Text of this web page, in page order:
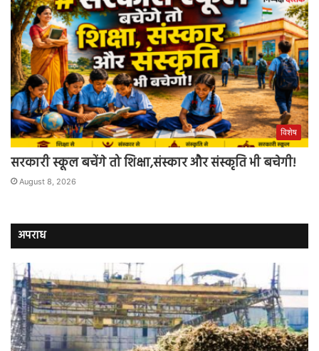
विशेष
सरकारी स्कूल बचेंगे तो शिक्षा,संस्कार और संस्कृति भी बचेगी!
August 8, 2026
अपराध